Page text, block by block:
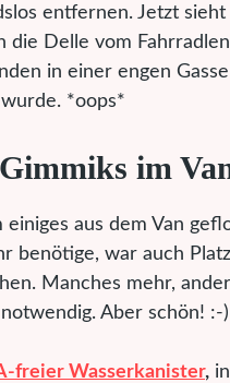
entfernen. Jetzt
die Delle vom
in einer engen
*oops*
im
einiges aus dem Van
benötige, war auch
Manches mehr,
Aber schön! :-)
freier Wasserkanister,